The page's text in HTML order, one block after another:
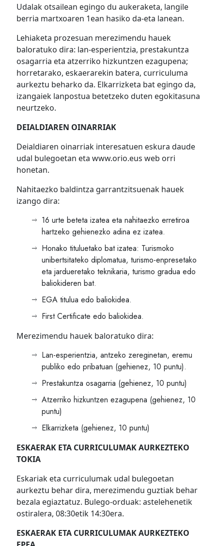
Udalak otsailean egingo du aukeraketa, langile
berria martxoaren 1ean hasiko da-eta lanean.
Lehiaketa prozesuan merezimendu hauek
baloratuko dira: lan-esperientzia, prestakuntza
osagarria eta atzerriko hizkuntzen ezagupena;
horretarako, eskaerarekin batera, curriculuma
aurkeztu beharko da. Elkarrizketa bat egingo da,
izangaiek lanpostua betetzeko duten egokitasuna
neurtzeko.
DEIALDIAREN OINARRIAK
Deialdiaren oinarriak interesatuen eskura daude
udal bulegoetan eta www.orio.eus web orri
honetan.
Nahitaezko baldintza garrantzitsuenak hauek
izango dira:
16 urte beteta izatea eta nahitaezko erretiroa
hartzeko gehienezko adina ez izatea.
Honako tituluetako bat izatea: Turismoko
unibertsitateko diplomatua, turismo-enpresetako
eta jardueretako teknikaria, turismo gradua edo
baliokideren bat.
EGA titulua edo baliokidea.
First Certificate edo baliokidea.
Merezimendu hauek baloratuko dira:
Lan-esperientzia, antzeko zereginetan, eremu
publiko edo pribatuan (gehienez, 10 puntu).
Prestakuntza osagarria (gehienez, 10 puntu)
Atzerriko hizkuntzen ezagupena (gehienez, 10
puntu)
Elkarrizketa (gehienez, 10 puntu)
ESKAERAK ETA CURRICULUMAK AURKEZTEKO
TOKIA
Eskariak eta curriculumak udal bulegoetan
aurkeztu behar dira, merezimendu guztiak behar
bezala egiaztatuz. Bulego-orduak: astelehenetik
ostiralera, 08:30etik 14:30era.
ESKAERAK ETA CURRICULUMAK AURKEZTEKO